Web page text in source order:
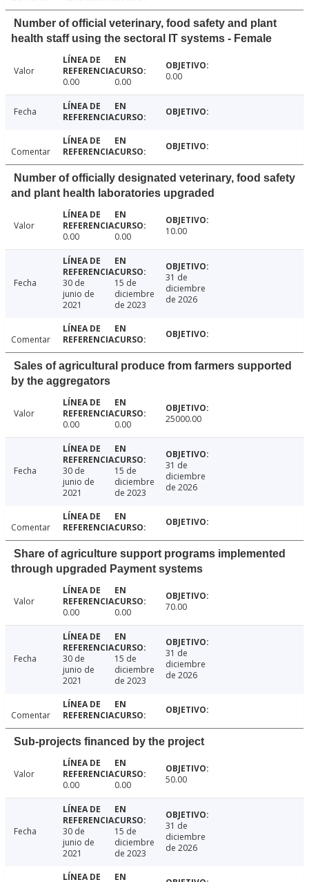
Number of official veterinary, food safety and plant
health staff using the sectoral IT systems - Female
Valor
0.00
0.00 0.00
Fecha
Comentar
Number of officially designated veterinary, food safety
and plant health laboratories upgraded
Valor
0.00
0.00 10.00
Fecha
30 de
junio de
2021
15 de
diciembre
de 2023
31 de
diciembre
de 2026
Comentar
Sales of agricultural produce from farmers supported
by the aggregators
Valor
0.00
0.00 25000.00
Fecha
30 de
junio de
2021
15 de
diciembre
de 2023
31 de
diciembre
de 2026
Comentar
Share of agriculture support programs implemented
through upgraded Payment systems
Valor
0.00
0.00 70.00
Fecha
30 de
junio de
2021
15 de
diciembre
de 2023
31 de
diciembre
de 2026
Comentar
Sub-projects financed by the project
Valor
0.00
0.00 50.00
Fecha
30 de
junio de
2021
15 de
diciembre
de 2023
31 de
diciembre
de 2026